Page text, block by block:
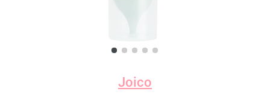
Joico